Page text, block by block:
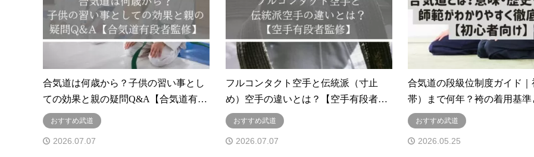
合気道は何歳から？子供の習い事とし
ての効果と親の疑問Q&A【合気道有…
おすすめ武道
2026.07.07
フルコンタクト空手と伝統派（寸止
め）空手の違いとは？【空手有段者…
おすすめ武道
2026.07.07
合気道の段級位制度ガイド
帯）まで何年？袴の着用基
おすすめ武道
2026.05.25